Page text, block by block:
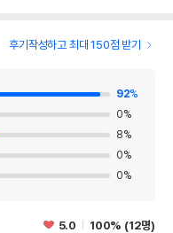
후기작성하고 최대 150점 받기
92%
0%
8%
0%
0%
5.0 100% (12명)